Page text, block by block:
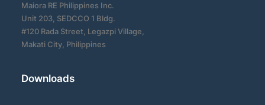
Maiora RE Philippines Inc.
Unit 203, SEDCCO 1 Bldg.
#120 Rada Street, Legazpi Village,
Makati City, Philippines
Downloads